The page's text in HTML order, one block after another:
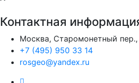
Контактная
Москва, Старомонетный пер.,
+7 (495) 950 33 14
rosgeo@yandex.ru